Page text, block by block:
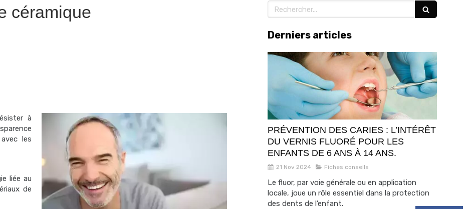
céramique
à
les
liée au
de
Rechercher
Derniers articles
PRÉVENTION DES CARIES : L’INTÉRÊT
DU VERNIS FLUORÉ POUR LES
ENFANTS DE 6 ANS À 14 ANS.
21 Nov 2024 Fiches conseils
Le fluor, par voie générale ou en application
locale, joue un rôle essentiel dans la protection
des dents de l’enfant.